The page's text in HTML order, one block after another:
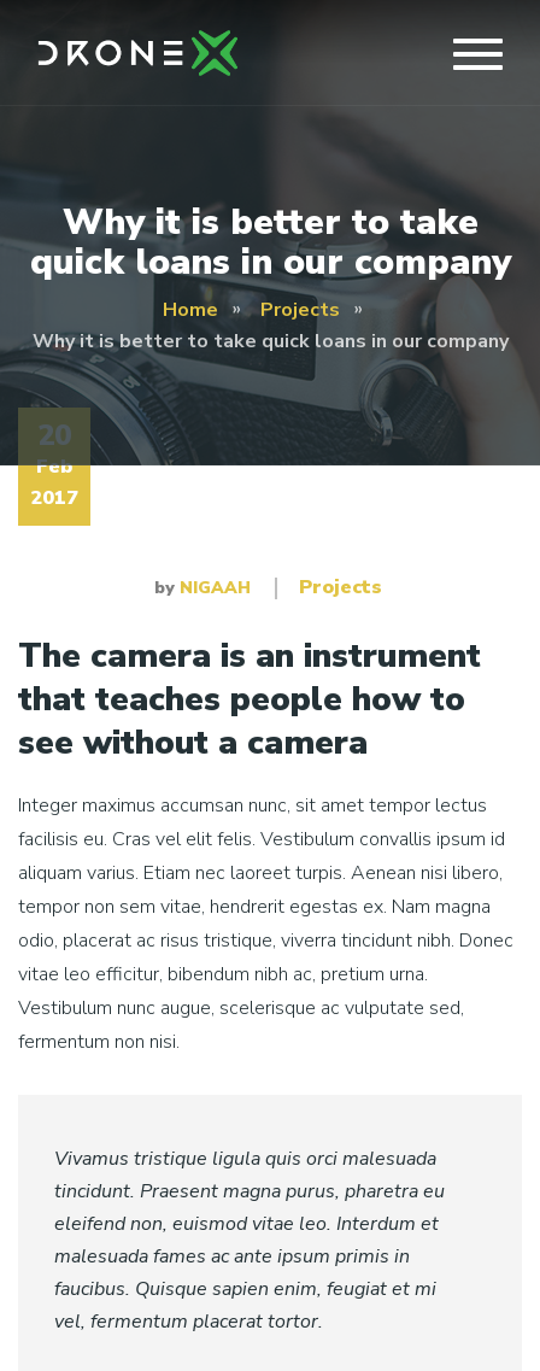
Why it is better to take
quick loans in our company
Home
Projects
Why it is better to take quick loans in our company
20
Feb
2017
by NIGAAH Projects
The camera is an instrument
that teaches people how to
see without a camera
Integer maximus accumsan nunc, sit amet tempor lectus
facilisis eu. Cras vel elit felis. Vestibulum convallis ipsum id
aliquam varius. Etiam nec laoreet turpis. Aenean nisi libero,
tempor non sem vitae, hendrerit egestas ex. Nam magna
odio, placerat ac risus tristique, viverra tincidunt nibh. Donec
vitae leo efficitur, bibendum nibh ac, pretium urna.
Vestibulum nunc augue, scelerisque ac vulputate sed,
fermentum non nisi.
Vivamus tristique ligula quis orci malesuada
tincidunt. Praesent magna purus, pharetra eu
eleifend non, euismod vitae leo. Interdum et
malesuada fames ac ante ipsum primis in
faucibus. Quisque sapien enim, feugiat et mi
vel, fermentum placerat tortor.